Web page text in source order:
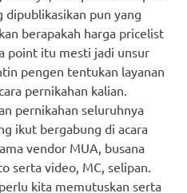
dipublikasikan pun yang
berapakah harga pricelist
point itu mesti jadi unsur
pengen tentukan layanan
pernikahan kalian.
pernikahan seluruhnya
ikut bergabung di acara
vendor MUA, busana
serta video, MC, selipan.
kita memutuskan serta